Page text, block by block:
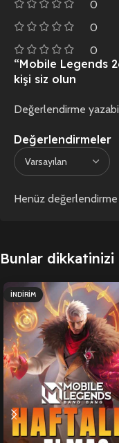
0
0
0
Değerlendirmeler
Henüz değerlendirme
“Mobile Legends
kişi siz olun
Değerlendirme
Bunlar dikkatinizi
İNDIRIM